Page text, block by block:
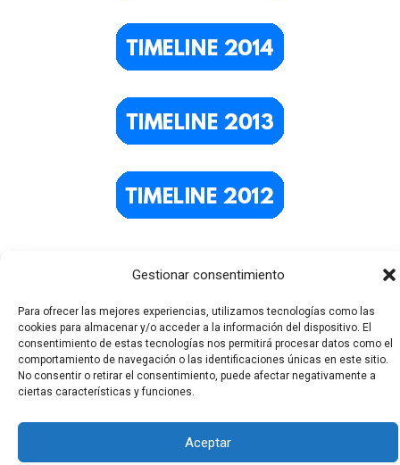
Gestionar consentimiento
Para ofrecer las mejores experiencias, utilizamos tecnologías como las
cookies para almacenar y/o acceder a la información del dispositivo. El
consentimiento de estas tecnologías nos permitirá procesar datos como el
comportamiento de navegación o las identificaciones únicas en este sitio.
No consentir o retirar el consentimiento, puede afectar negativamente a
ciertas características y funciones.
Aceptar
Todos los derechos © 2026 El Funerario Digital | Funciona